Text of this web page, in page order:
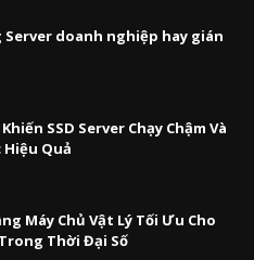
Server doanh nghiệp hay gián
SSD Server Chạy Chậm Và
Hiệu Quả
Máy Chủ Vật Lý Tối Ưu Cho
Thời Đại Số